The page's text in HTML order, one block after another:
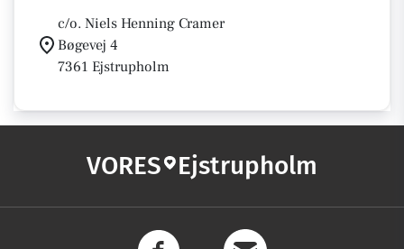
c/o. Niels Henning Cramer
Bøgevej 4
7361 Ejstrupholm
VORES Ejstrupholm